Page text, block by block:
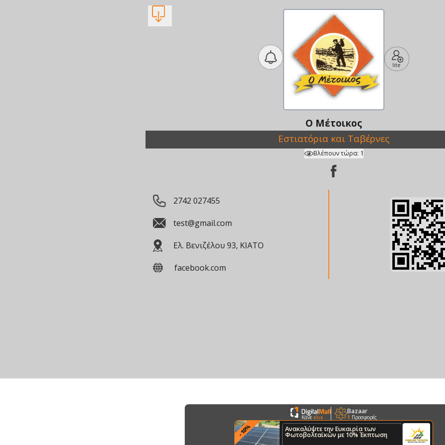
lite
Ο Μέτοικος
Εστιατόρια και Ταβέρνες
Βλέπουν τώρα: 1
2742 027455
test@gmail.com
Ελ. Βενιζέλου 93, ΚΙΑΤΟ
facebook.com
Κάνε κλικ
Bazaar
1 Προσφορές
-
10% Ανακαλύψτε την Ευκαιρία των
Φωτοβολταϊκών με 10% Έκπτωση